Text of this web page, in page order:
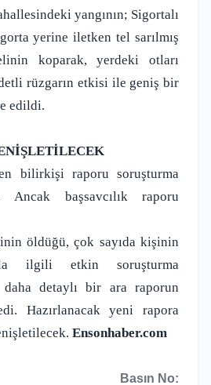
yangının; Sigortalı
yerine iletken tel sarılmış
koparak, yerdeki otları
rüzgarın etkisi ile geniş bir
edildi.
bilirkişi raporu soruşturma
Ancak başsavcılık raporu
öldüğü, çok sayıda kişinin
ilgili etkin soruşturma
detaylı bir ara raporun
Hazırlanacak yeni rapora
Ensonhaber.com
Basın No: